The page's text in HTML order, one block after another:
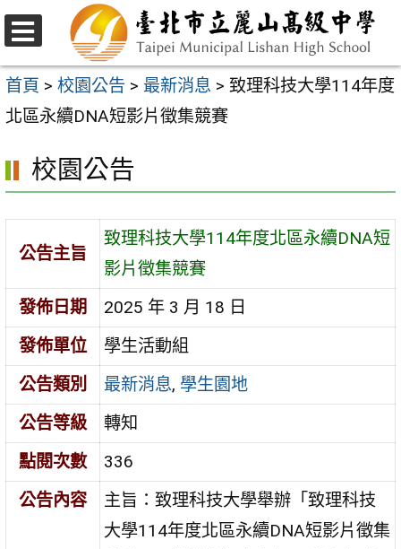
跳
至
主
要
容
區
選
單
首頁 > 校園公告 > 最新消息 > 致理科技大學114年度
北區永續DNA短影片徵集競賽
校園公告
公告主旨
致理科技大學114年度北區永續DNA短
影片徵集競賽
發佈日期
2025 年 3 月 18 日
發佈單位
學生活動組
公告類別
最新消息, 學生園地
公告等級
轉知
點閱次數
336
公告內容
主旨：致理科技大學舉辦「致理科技
大學114年度北區永續DNA短影片徵集